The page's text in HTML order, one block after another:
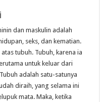
dan maskulin adalah
seks, dan kematian.
atas tubuh. Tubuh, karena ia
untuk keluar dari
adalah satu-satunya
diraih, yang selama ini
mata. Maka, ketika